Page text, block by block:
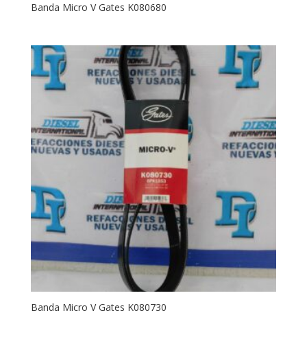
Banda Micro V Gates K080680
Banda Micro V Gates K080730